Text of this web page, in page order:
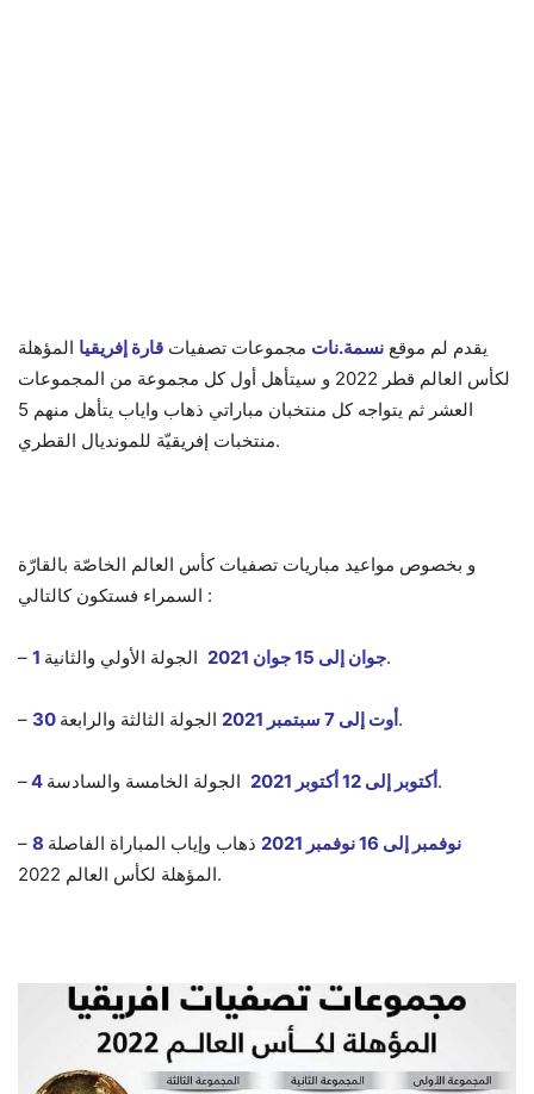
يقدم لم موقع نسمة.نات مجموعات تصفيات قارة إفريقيا المؤهلة
لكأس العالم قطر 2022 و سيتأهل أول كل مجموعة من المجموعات
العشر ثم يتواجه كل منتخبان مباراتي ذهاب واياب يتأهل منهم 5
منتخبات إفريقيّة للمونديال القطري.
و بخصوص مواعيد مباريات تصفياتكأس العالم الخاصّة بالقارّة
:
– 1 جوان إلى 15 جوان 2021الجولة الأولي والثانية.
– 30 أوت إلى 7 سبتمبر 2021الجولة الثالثة والرابعة.
– 4 أكتوبر إلى 12 أكتوبر 2021الجولة الخامسة والسادسة.
– 8 نوفمبر إلى 16 نوفمبر 2021
ذهاب وإياب المباراة الفاصلة
المؤهلة لكأسالعالم 2022.